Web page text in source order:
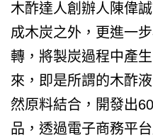
木酢達人創辦人陳偉
成木炭之外，更進一
轉，將製炭過程中產
來，即是所謂的木酢
然原料結合，開發出
品，透過電子商務平台